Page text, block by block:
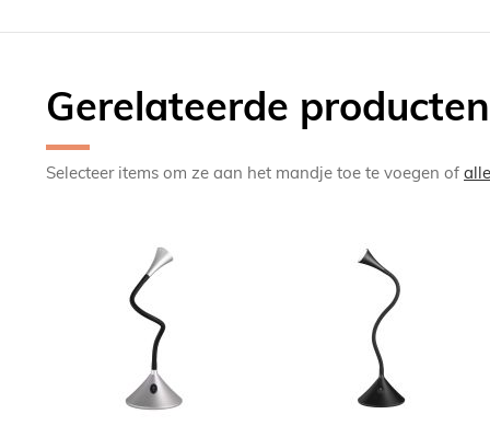
Gerelateerde producten
Selecteer items om ze aan het mandje toe te voegen of